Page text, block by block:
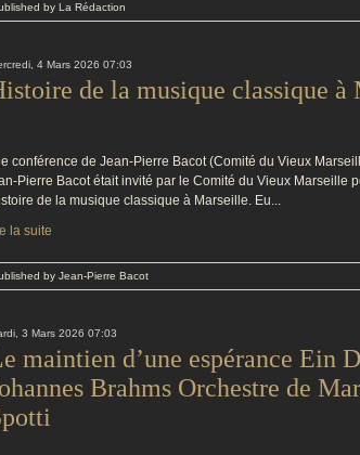
by La Rédaction
4 Mars 2026 07:03
de la musique classique à
conférence de Jean-Pierre Bacot (Comité du Vieux
Pierre Bacot était invité par le Comité du Vieux Marseille
de la musique classique à Marseille. Eu...
la suite
by Jean-Pierre Bacot
3 Mars 2026 07:03
maintien d’une espérance Ein
Brahms Orchestre de